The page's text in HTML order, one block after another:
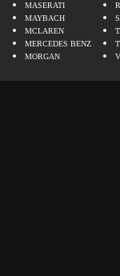
MASERATI
MAYBACH
MCLAREN
MERCEDES BENZ
MORGAN